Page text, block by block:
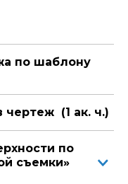
по шаблону
(1 ак. ч.)
по
съемки»